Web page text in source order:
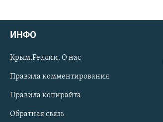
ИНФО
Крым.Реалии. О нас
Правила комментирования
Правила копирайта
Обратная связь